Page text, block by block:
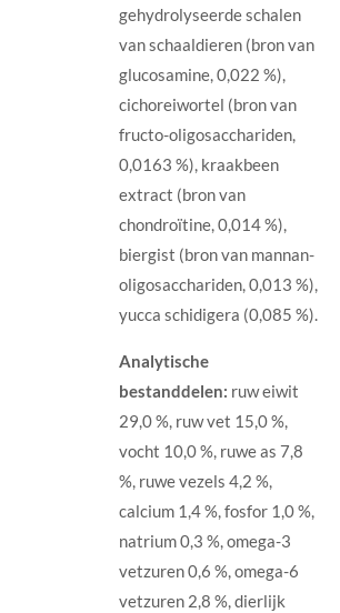
gehydrolyseerde schalen
van schaaldieren (bron van
glucosamine, 0,022 %),
cichoreiwortel (bron van
fructo-oligosacchariden,
0,0163 %), kraakbeen
extract (bron van
chondroïtine, 0,014 %),
biergist (bron van mannan-
oligosacchariden, 0,013 %),
yucca schidigera (0,085 %).
Analytische
bestanddelen: ruw eiwit
29,0 %, ruw vet 15,0 %,
vocht 10,0 %, ruwe as 7,8
%, ruwe vezels 4,2 %,
calcium 1,4 %, fosfor 1,0 %,
natrium 0,3 %, omega-3
vetzuren 0,6 %, omega-6
vetzuren 2,8 %, dierlijk